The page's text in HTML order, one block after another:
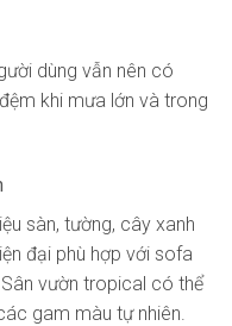
dùng vẫn nên có
khi mưa lớn và trong
sàn, tường, cây xanh
đại phù hợp với sofa
vườn tropical có thể
gam màu tự nhiên.